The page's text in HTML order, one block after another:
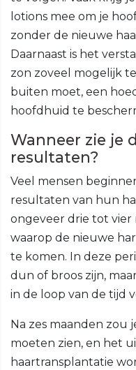
lotions mee om je
zonder de nieuwe
Daarnaast is het
zon zoveel mogelijk
buiten moet, een
hoofdhuid te
Wanneer zie je
resultaten?
Veel mensen
resultaten van hun
ongeveer drie tot vier
waarop de nieuwe
te komen. In deze
dun of broos zijn,
in de loop van de tijd
Na zes maanden zou
moeten zien, en het
haartransplantatie